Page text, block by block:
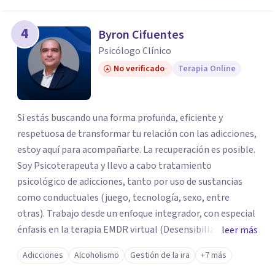
4 Byron Cifuentes
Psicólogo Clínico
No verificado Terapia Online
Si estás buscando una forma profunda, eficiente y
respetuosa de transformar tu relación con las adicciones,
estoy aquí para acompañarte. La recuperación es posible.
Soy Psicoterapeuta y llevo a cabo tratamiento
psicológico de adicciones, tanto por uso de sustancias
como conductuales (juego, tecnología, sexo, entre
otras). Trabajo desde un enfoque integrador, con especial
énfasis en la terapia EMDR virtual (Desensibilización y
Reprocesamiento por Movimientos Oculares), una
herramienta altamente efectiva para abordar las
leer más
Adicciones Alcoholismo Gestión de la ira +7 más